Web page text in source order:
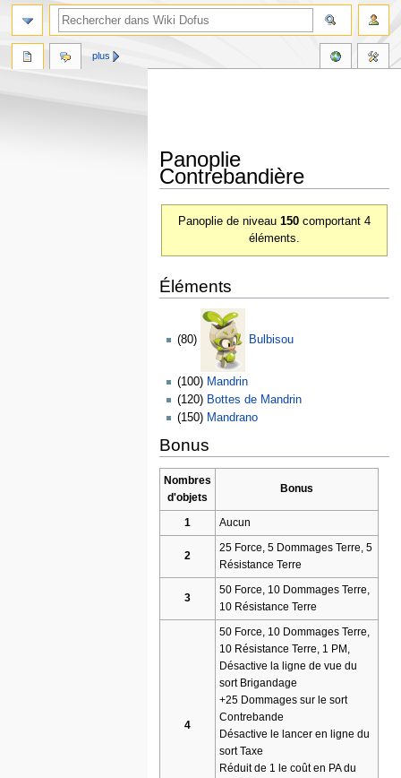
Panoplie
Contrebandière
Panoplie de niveau150 comportant 4
éléments.
Éléments
(80) Bulbisou
(100) Mandrin
(120) Bottes de Mandrin
(150) Mandrano
Bonus
Nombres
d'objets
Bonus
1 Aucun
2
25 Force, 5 Dommages Terre, 5
Résistance Terre
3
50 Force, 10 Dommages Terre,
10 Résistance Terre
4
50 Force, 10 Dommages Terre,
10 Résistance Terre, 1 PM,
Désactive la ligne de vue du
sort Brigandage
+25 Dommages sur le sort
Contrebande
Désactive le lancer en ligne du
sort Taxe
Réduit de 1 le coût en PA du
plus